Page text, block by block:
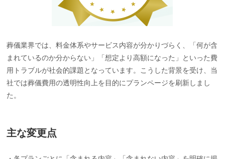
葬儀業界では、料金体系やサービス内容が分かりづらく、「何が含
まれているのか分からない」「想定より高額になった」といった費
用トラブルが社会的課題となっています。こうした背景を受け、当
社では葬儀費用の透明性向上を目的にプランページを刷新しまし
た。
主な変更点